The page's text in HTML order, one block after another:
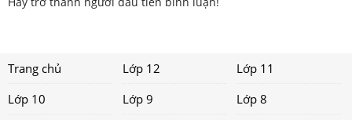
Trang chủ Lớp 12
Lớp 11
Lớp 10
Lớp 9
Lớp 8